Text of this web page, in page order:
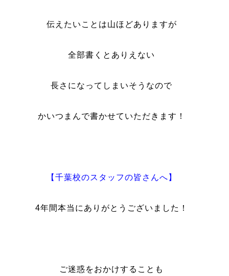
伝えたいことは山ほどありますが
全部書くとありえない
長さになってしまいそうなので
かいつまんで書かせていただきます！
【千葉校のスタッフの皆さんへ】
4年間本当にありがとうございました！
ご迷惑をおかけすることも